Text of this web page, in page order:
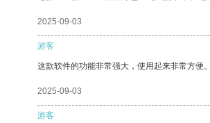
2025-09-03
游客
这款软件的功能非常强大，使用起来非常方便。
2025-09-03
游客